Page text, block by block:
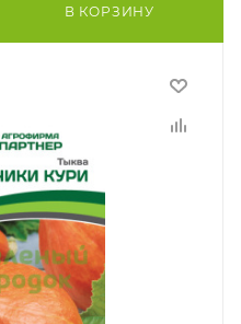
В КОРЗИНУ